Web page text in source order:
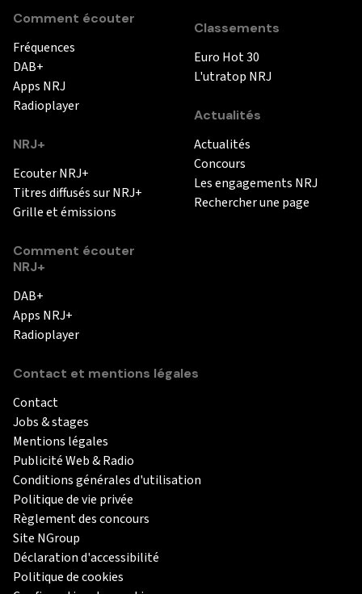
Comment écouter
Fréquences
DAB+
Apps NRJ
Radioplayer
NRJ+
Ecouter NRJ+
Titres diffusés sur NRJ+
Grille et émissions
Comment écouter
NRJ+
DAB+
Apps NRJ+
Radioplayer
Classements
Euro Hot 30
L'utratop NRJ
Actualités
Actualités
Concours
Les engagements NRJ
Rechercher une page
Contact et mentions légales
Contact
Jobs & stages
Mentions légales
Publicité Web & Radio
Conditions générales d'utilisation
Politique de vie privée
Règlement des concours
Site NGroup
Déclaration d'accessibilité
Politique de cookies